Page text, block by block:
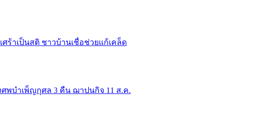
ศร้าเป็นสติ ชาวบ้านเชื่อช่วยแก้เคล็ด
พบำเพ็ญกุศล 3 คืน ฌาปนกิจ 11 ส.ค.